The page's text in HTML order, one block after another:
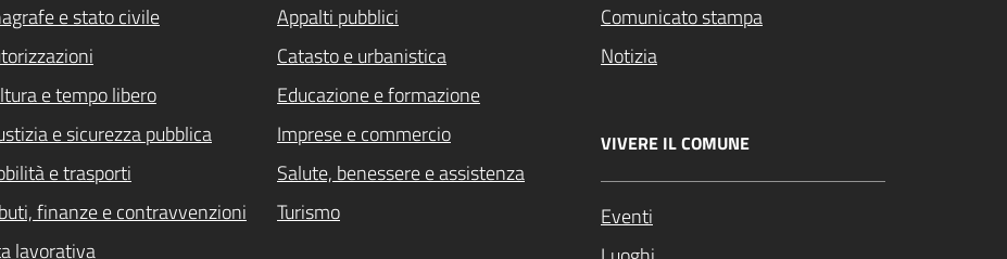
e stato civile
Appalti pubblici
Catasto e urbanistica
e tempo libero
Educazione e formazione
e sicurezza pubblica
Imprese e commercio
e trasporti
Salute, benessere e assistenza
finanze e contravvenzioni
Turismo
lavorativa
Comunicato stampa
Notizia
VIVERE IL COMUNE
Eventi